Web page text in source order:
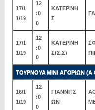
17/1
1/19
12
:0
0
ΚΑΤΕΡΙΝΗ
Σ
17/1
1/19
12
:0
0
ΚΑΤΕΡΙΝΗ
Σ(Σ.Σ)
ΤΟΥΡΝΟΥΑ ΜΙΝΙ ΑΓΟΡΙΩΝ (Α
16/1
1/19
12
:0
0
ΓΙΑΝΝΙΤΣ
ΩΝ